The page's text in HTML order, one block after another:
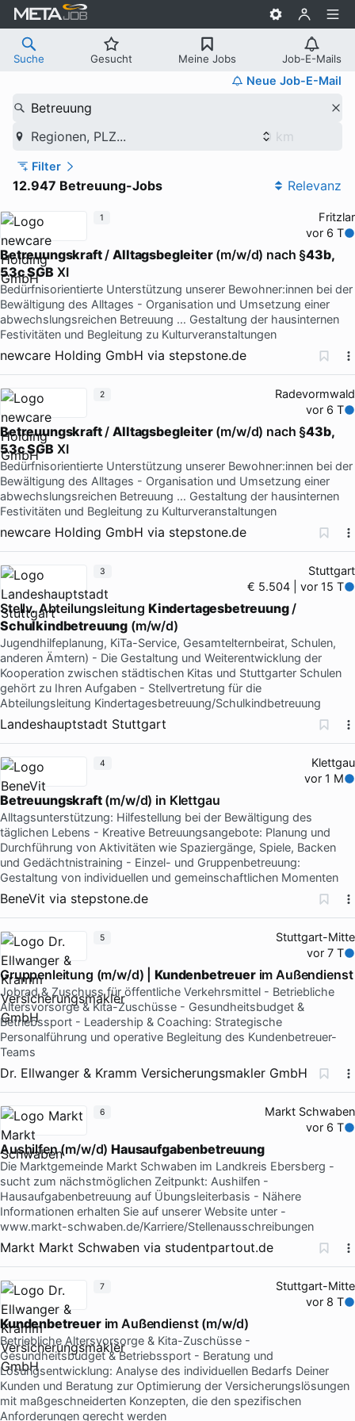
Suche Gesucht Meine Jobs Job-E-Mails
Neue Job-E-Mail
Betreuung
Regionen, PLZ...
Filter
12.947 Betreuung-Jobs Relevanz
Fritzlar
vor 6 T
Betreuungskraft/Alltagsbegleiter(m/w/d) nach §43b,
53c SGB XI
Bedürfnisorientierte Unterstützung unserer Bewohner:innen bei der
Bewältigung des Alltages - Organisation und Umsetzung einer
abwechslungsreichen Betreuung … Gestaltung der hausinternen
Festivitäten und Begleitung zu Kulturveranstaltungen
newcare Holding GmbH via stepstone.de
1
Radevormwald
vor 6 T
Betreuungskraft/Alltagsbegleiter(m/w/d) nach §43b,
53c SGB XI
Bedürfnisorientierte Unterstützung unserer Bewohner:innen bei der
Bewältigung des Alltages - Organisation und Umsetzung einer
abwechslungsreichen Betreuung … Gestaltung der hausinternen
Festivitäten und Begleitung zu Kulturveranstaltungen
newcare Holding GmbH via stepstone.de
2
Stuttgart
€ 5.504 | vor 15 T
Stellv. Abteilungsleitung Kindertagesbetreuung/
Schulkindbetreuung (m/w/d)
Jugendhilfeplanung, KiTa-Service, Gesamtelternbeirat, Schulen,
anderen Ämtern) - Die Gestaltung und Weiterentwicklung der
Kooperation zwischen städtischen Kitas und Stuttgarter Schulen
gehört zu Ihren Aufgaben - Stellvertretung für die
Abteilungsleitung Kindertagesbetreuung/Schulkindbetreuung
Landeshauptstadt Stuttgart
3
Klettgau
vor 1 M
Betreuungskraft(m/w/d) in Klettgau
Alltagsunterstützung: Hilfestellung bei der Bewältigung des
täglichen Lebens - Kreative Betreuungsangebote: Planung und
Durchführung von Aktivitäten wie Spaziergänge, Spiele, Backen
und Gedächtnistraining - Einzel- und Gruppenbetreuung:
Gestaltung von individuellen und gemeinschaftlichen Momenten
BeneVit via stepstone.de
4
Stuttgart-Mitte
vor 7 T
Gruppenleitung (m/w/d) | Kundenbetreuerim Außendienst
Jobrad & Zuschuss für öffentliche Verkehrsmittel - Betriebliche
Altersvorsorge & Kita-Zuschüsse - Gesundheitsbudget &
Betriebssport - Leadership & Coaching: Strategische
Personalführung und operative Begleitung des Kundenbetreuer-
Teams
Dr. Ellwanger & Kramm Versicherungsmakler GmbH
5
Markt Schwaben
vor 6 T
Aushilfen (m/w/d)Hausaufgabenbetreuung
Die Marktgemeinde Markt Schwaben im Landkreis Ebersberg -
sucht zum nächstmöglichen Zeitpunkt: Aushilfen -
Hausaufgabenbetreuung auf Übungsleiterbasis - Nähere
Informationen erhalten Sie auf unserer Website unter -
www.markt-schwaben.de/Karriere/Stellenausschreibungen
Markt Markt Schwaben via studentpartout.de
6
Stuttgart-Mitte
vor 8 T
Kundenbetreuerim Außendienst (m/w/d)
Betriebliche Altersvorsorge & Kita-Zuschüsse -
Gesundheitsbudget & Betriebssport - Beratung und
Lösungsentwicklung: Analyse des individuellen Bedarfs Deiner
Kunden und Beratung zur Optimierung der Versicherungslösungen
mit maßgeschneiderten Konzepten, die den spezifischen
Anforderungen gerecht werden
7